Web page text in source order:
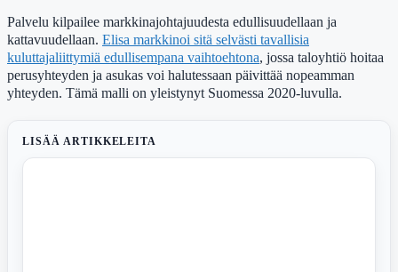
Palvelu kilpailee markkinajohtajuudesta edullisuudellaan ja
kattavuudellaan. Elisa markkinoi sitä selvästi tavallisia
kuluttajaliittymiä edullisempana vaihtoehtona, jossa taloyhtiö hoitaa
perusyhteyden ja asukas voi halutessaan päivittää nopeamman
yhteyden. Tämä malli on yleistynyt Suomessa 2020-luvulla.
LISÄÄ ARTIKKELEITA